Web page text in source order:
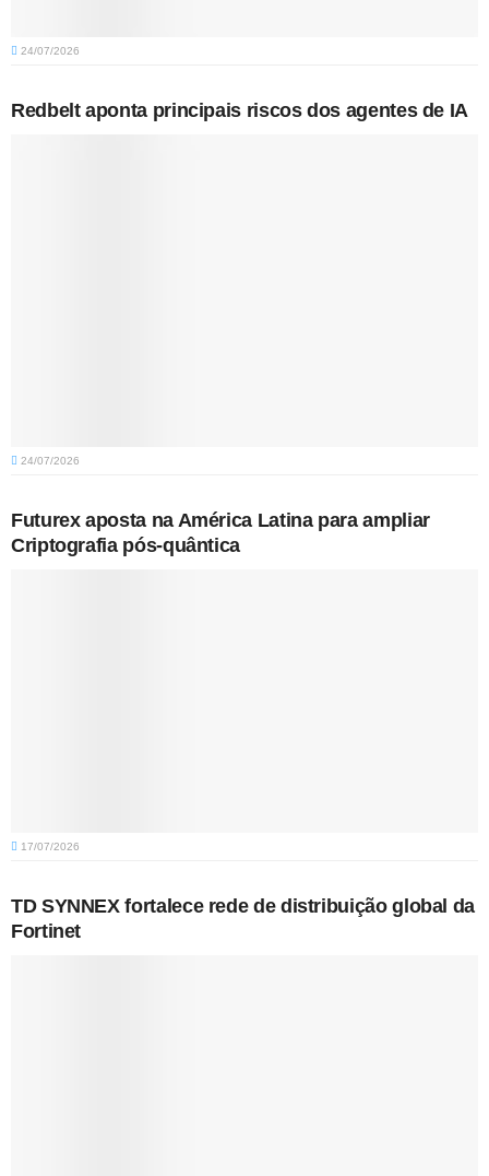
24/07/2026
Redbelt aponta principais riscos dos agentes de IA
24/07/2026
Futurex aposta na América Latina para ampliar
Criptografia pós-quântica
17/07/2026
TD SYNNEX fortalece rede de distribuição global da
Fortinet